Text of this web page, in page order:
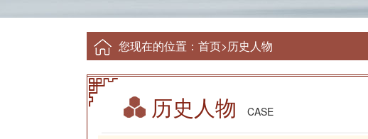
您现在的位置： 首页>历史人物
历史人物 CASE